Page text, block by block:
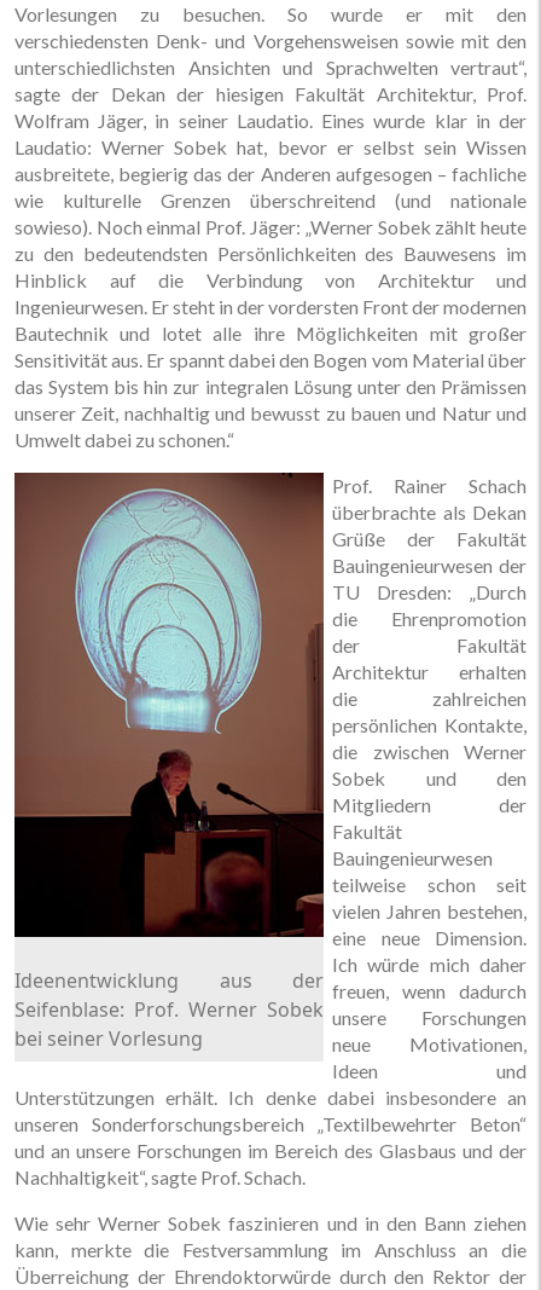
Vorlesungen zu besuchen. So wurde er mit den
verschiedensten Denk- und Vorgehensweisen sowie mit den
unterschiedlichsten Ansichten und Sprachwelten vertraut“,
sagte der Dekan der hiesigen Fakultät Architektur, Prof.
Wolfram Jäger, in seiner Laudatio. Eines wurde klar in der
Laudatio: Werner Sobek hat, bevor er selbst sein Wissen
ausbreitete, begierig das der Anderen aufgesogen – fachliche
wie kulturelle Grenzen überschreitend (und nationale
sowieso). Noch einmal Prof. Jäger: „Werner Sobek zählt heute
zu den bedeutendsten Persönlichkeiten des Bauwesens im
Hinblick auf die Verbindung von Architektur und
Ingenieurwesen. Er steht in der vordersten Front der modernen
Bautechnik und lotet alle ihre Möglichkeiten mit großer
Sensitivität aus. Er spannt dabei den Bogen vom Material über
das System bis hin zur integralen Lösung unter den Prämissen
unserer Zeit, nachhaltig und bewusst zu bauen und Natur und
Umwelt dabei zu schonen.“
Ideenentwicklung aus der
Seifenblase: Prof. Werner Sobek
bei seiner Vorlesung
Prof. Rainer Schach
überbrachte als Dekan
Grüße der Fakultät
Bauingenieurwesen der
TU Dresden: „Durch
die Ehrenpromotion
der Fakultät
Architektur erhalten
die zahlreichen
persönlichen Kontakte,
die zwischen Werner
Sobek und den
Mitgliedern der
Fakultät
Bauingenieurwesen
teilweise schon seit
vielen Jahren bestehen,
eine neue Dimension.
Ich würde mich daher
freuen, wenn dadurch
unsere Forschungen
neue Motivationen,
Ideen und
Unterstützungen erhält. Ich denke dabei insbesondere an
unseren Sonderforschungsbereich „Textilbewehrter Beton“
und an unsere Forschungen im Bereich des Glasbaus und der
Nachhaltigkeit“, sagte Prof. Schach.
Wie sehr Werner Sobek faszinieren und in den Bann ziehen
kann, merkte die Festversammlung im Anschluss an die
Überreichung der Ehrendoktorwürde durch den Rektor der